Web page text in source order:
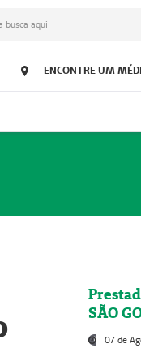
busca aqui
ENCONTRE UM
SÃO
07 de